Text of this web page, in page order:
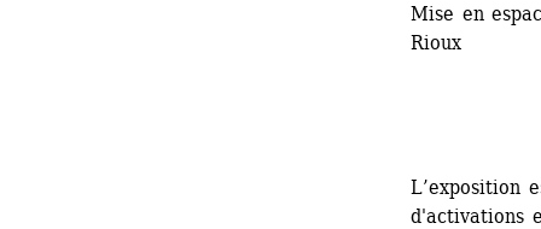
Mise en
Rioux
L’exposition
d'activations